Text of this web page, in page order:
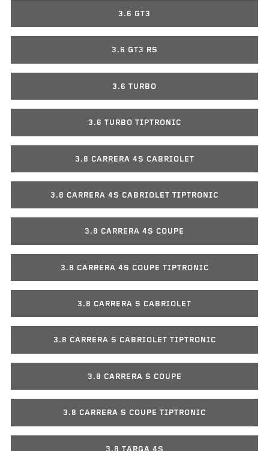
3.6 GT3
3.6 GT3 RS
3.6 TURBO
3.6 TURBO TIPTRONIC
3.8 CARRERA 4S CABRIOLET
3.8 CARRERA 4S CABRIOLET TIPTRONIC
3.8 CARRERA 4S COUPE
3.8 CARRERA 4S COUPE TIPTRONIC
3.8 CARRERA S CABRIOLET
3.8 CARRERA S CABRIOLET TIPTRONIC
3.8 CARRERA S COUPE
3.8 CARRERA S COUPE TIPTRONIC
3.8 TARGA 4S